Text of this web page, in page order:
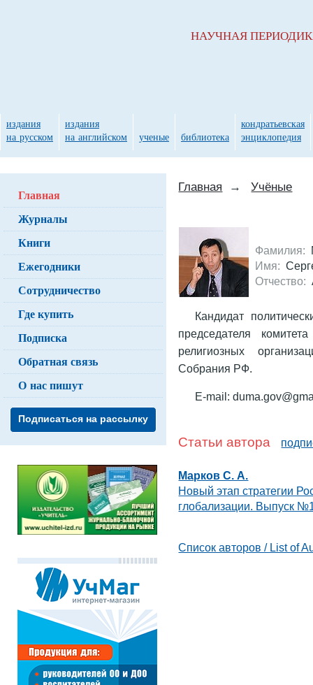
Главная → Учёные
Фамилия:
Имя:
Отчество:
Кандидат
председателя
религиозных
Собрания РФ.
E-mail:
Статьи автора
Марков С. А.
Новый этап стратегии
глобализации. Выпуск
Список авторов / List of
Главная
Журналы
Книги
Ежегодники
Сотрудничество
Где купить
Подписка
Обратная связь
О нас пишут
Подписаться на рассылку
НАУЧНАЯ
издания
на русском
издания
на английском
ученые библиотека
кондратьевская
энциклопедия